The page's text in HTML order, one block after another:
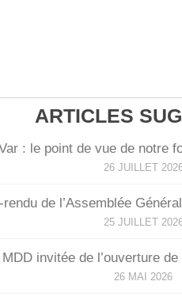
ARTICLES
: le point de vue de notre
26 JUILLET
de l’Assemblée
25 JUILLET
invitée de l’ouverture
26 MAI 2026